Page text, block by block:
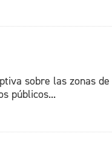
sobre las zonas
públicos...